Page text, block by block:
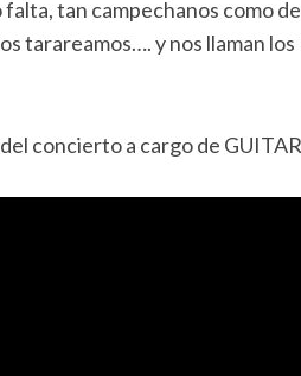
tan campechanos como
tarareamos…. y nos llaman
concierto a cargo de